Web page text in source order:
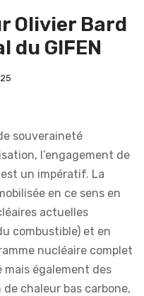
Olivier Bard
du GIFEN
souveraineté
l’engagement de
un impératif. La
en ce sens en
actuelles
combustible) et en
nucléaire complet
mais également des
chaleur bas carbone,